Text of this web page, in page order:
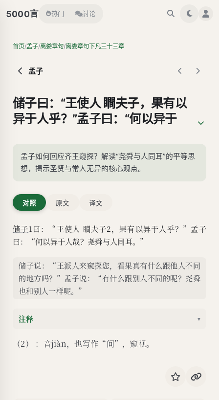
5000言 热门 讨论
首页/孟子/离娄章句/离娄章句下凡三十三章
孟子
储子曰：“王使人 瞷夫子，果有以
异于人乎？”孟子曰：“何以异于
孟子如何回应齐王窥探？解读“尧舜与人同耳”的平等思
想，揭示圣贤与常人无异的核心观点。
对照 原文 译文
储子1曰：“王使人 瞷夫子2，果有以异于人乎？”孟子
曰：“何以异于人哉？尧舜与人同耳。”
储子说：“王派人来窥探您，看果真有什么跟他人不同
的地方吗？”孟子说：“有什么跟别人不同的呢？尧舜
也和别人一样呢。”
注释 ▾
（2） ：音jiàn，也写作“间”，窥视。